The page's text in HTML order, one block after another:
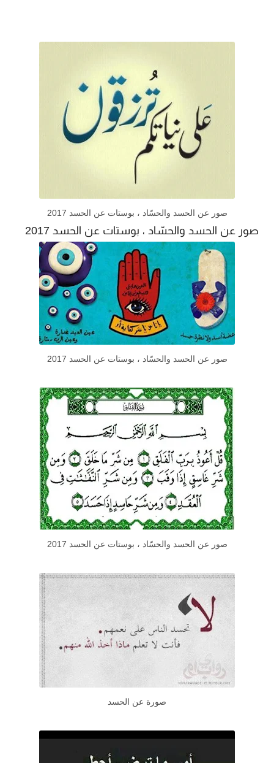
صور عن الحسد والحسّاد ، بوستات عن الحسد 2017
صور عن الحسد والحسّاد ، بوستات عن الحسد 2017
صور عن الحسد والحسّاد ، بوستات عن الحسد 2017
صور عن الحسد والحسّاد ، بوستات عن الحسد 2017
صورة عن الحسد